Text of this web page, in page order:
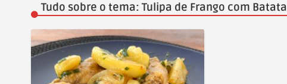
Tudo sobre o tema: Tulipa de Frango com Batata